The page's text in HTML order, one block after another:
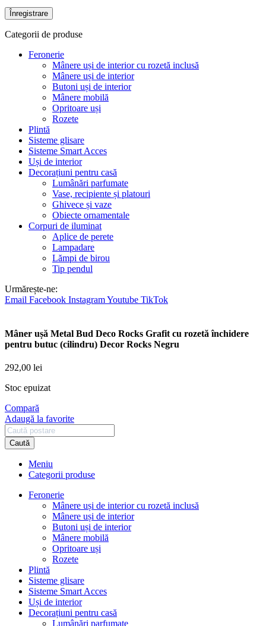
Înregistrare
Categorii de produse
Feronerie
Mânere uși de interior cu rozetă inclusă
Mânere uși de interior
Butoni uși de interior
Mânere mobilă
Opritoare uși
Rozete
Plintă
Sisteme glisare
Sisteme Smart Acces
Uși de interior
Decorațiuni pentru casă
Lumânări parfumate
Vase, recipiente și platouri
Ghivece și vaze
Obiecte ornamentale
Corpuri de iluminat
Aplice de perete
Lampadare
Lămpi de birou
Tip pendul
Urmărește-ne:
Email Facebook InstagramYoutube TikTok
Mâner ușă Metal Bud Deco Rocks Grafit cu rozetă închidere
pentru butuc (cilindru) Decor Rocks Negru
292,00 lei
Stoc epuizat
Compară
Adaugă la favorite
Caută
Meniu
Categorii produse
Feronerie
Mânere uși de interior cu rozetă inclusă
Mânere uși de interior
Butoni uși de interior
Mânere mobilă
Opritoare uși
Rozete
Plintă
Sisteme glisare
Sisteme Smart Acces
Uși de interior
Decorațiuni pentru casă
Lumânări parfumate